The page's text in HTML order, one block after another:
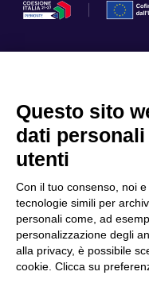
Cookie Policy
Scopri il Polo
Partner
Privacy
Questo sito
dati
utenti
Con il tuo consenso, noi
tecnologie simili per
personali come, ad
personalizzazione degli
alla privacy, è possibile
cookie. Clicca su